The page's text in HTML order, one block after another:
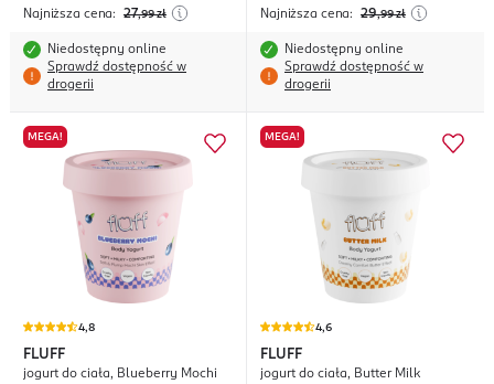
Najniższa cena: 27,99 zł
Niedostępny online
Sprawdź dostępność w
drogerii
Najniższa cena: 29,99 zł
Niedostępny online
Sprawdź dostępność w
drogerii
MEGA!
4,8
FLUFF
jogurt do ciała, Blueberry Mochi
MEGA!
4,6
FLUFF
jogurt do ciała, Butter Milk